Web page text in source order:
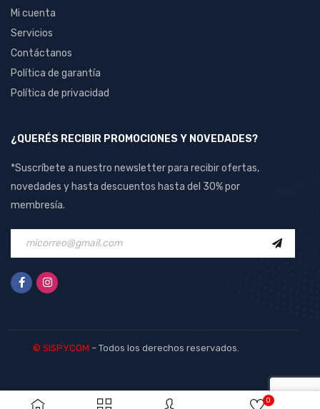
0
Mi cuenta
Servicios
Contáctanos
Política de garantía
Política de privacidad
¿QUERÉS RECIBIR PROMOCIONES Y NOVEDADES?
*Suscríbete a nuestro newsletter para recibir ofertas,
novedades y hasta descuentos hasta del 30% por
membresía.
© SISPYCOM – Todos los derechos reservados.